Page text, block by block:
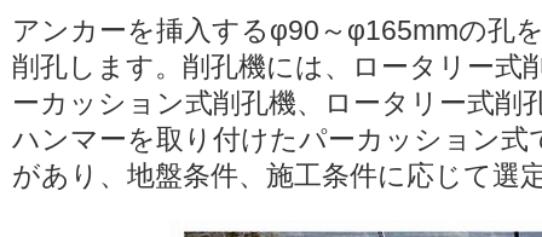
アンカーを挿入するφ90～φ165mmの孔
削孔します。削孔機には、ロータリー式
ーカッション式削孔機、ロータリー式削
ハンマーを取り付けたパーカッション式
があり、地盤条件、施工条件に応じて選